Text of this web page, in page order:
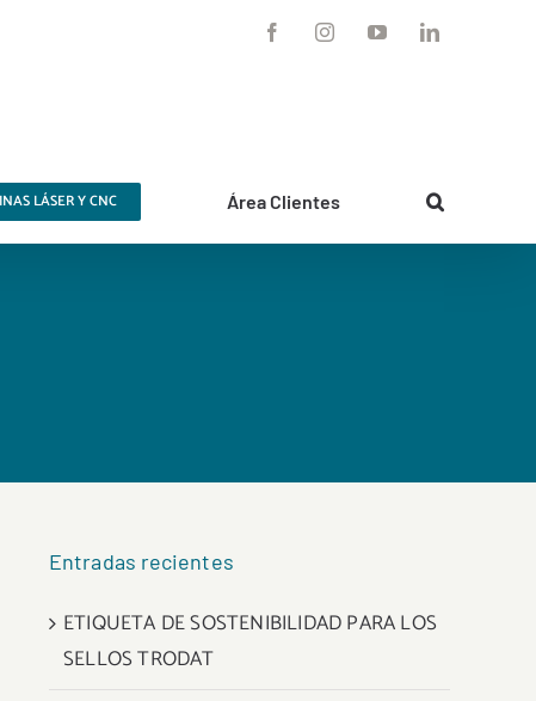
FacebookInstagramYouTubeLinkedIn
LÁSER Y CNC Área Clientes
Entradas recientes
ETIQUETA DE SOSTENIBILIDAD PARA LOS
SELLOS TRODAT